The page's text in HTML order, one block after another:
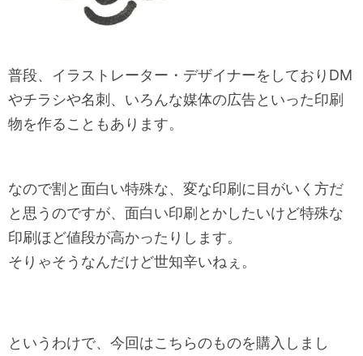
普段、イラストレーター・デザイナーをしておりDM
やチラシや名刺、いろんな媒体の広告といった印刷
物を作ることもあります。
なので割と面白い特殊な、変な印刷に目がいく方だ
と思うのですが、 面白い印刷とかしたいけど特殊な
印刷ほど値段が高かったりします。
そりゃそうなんだけど世知辛いねぇ。
というわけで、今回はこちらのものを購入しまし